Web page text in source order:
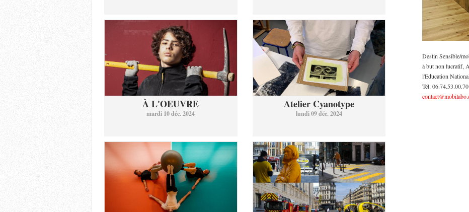
À L'OEUVRE
mardi 10 déc. 2024
Atelier Cyanotype
lundi 09 déc. 2024
Destin Sensible/
à but non lucratif,
l'Education
Tél: 06.74.53.00.70